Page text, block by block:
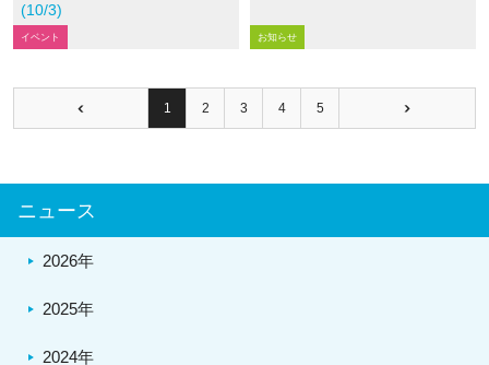
(10/3)
イベント お知らせ
1 2 3 4 5
ニュース
2026年
2025年
2024年